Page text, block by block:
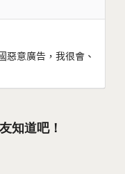
惡意廣告，我很會、
知道吧！